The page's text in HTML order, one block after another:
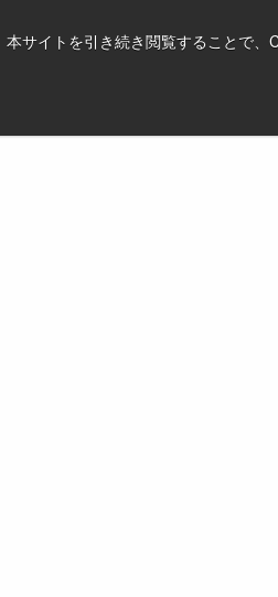
サイトを引き続き閲覧することで、